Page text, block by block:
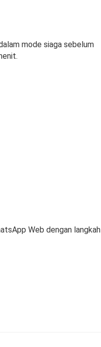
mode siaga sebelum
Web dengan langkah